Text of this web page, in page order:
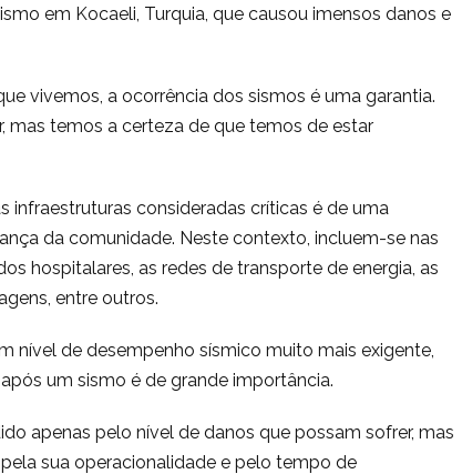
em Kocaeli, Turquia, que causou imensos danos e
vivemos, a ocorrência dos sismos é uma garantia.
mas temos a certeza de que temos de estar
infraestruturas consideradas críticas é de uma
da comunidade. Neste contexto, incluem-se nas
hospitalares, as redes de transporte de energia, as
entre outros.
nível de desempenho sísmico muito mais exigente,
um sismo é de grande importância.
apenas pelo nível de danos que possam sofrer, mas
sua operacionalidade e pelo tempo de